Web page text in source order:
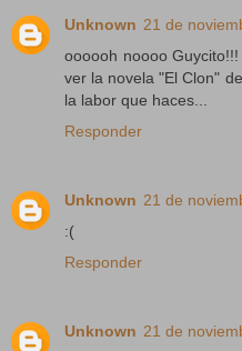
Unknown 21 de
oooooh noooo
ver la novela "El Clon"
la labor que haces...
Responder
Unknown 21 de
:(
Responder
Unknown 21 de